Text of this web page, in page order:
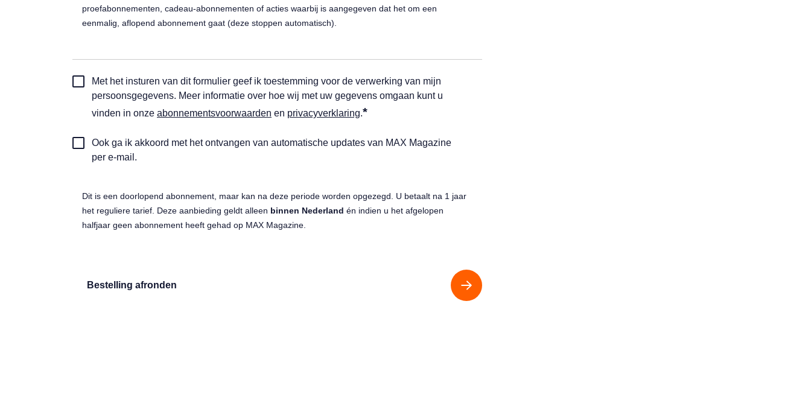
proefabonnementen, cadeau-abonnementen of acties waarbij is aangegeven dat het om een
eenmalig, aflopend abonnement gaat (deze stoppen automatisch).
Toestemming
automatische
incasso
Met het insturen van dit formulier geef ik toestemming voor de verwerking van mijn
persoonsgegevens. Meer informatie over hoe wij met uw gegevens omgaan kunt u
vinden in onze abonnementsvoorwaarden en privacyverklaring.*
Automatische
updates
Ook ga ik akkoord met het ontvangen van automatische updates van MAX Magazine
per e-mail.
Dit is een doorlopend abonnement, maar kan na deze periode worden opgezegd. U betaalt na 1 jaar
het reguliere tarief. Deze aanbieding geldt alleen binnen Nederland én indien u het afgelopen
halfjaar geen abonnement heeft gehad op MAX Magazine.
Bestelling afronden